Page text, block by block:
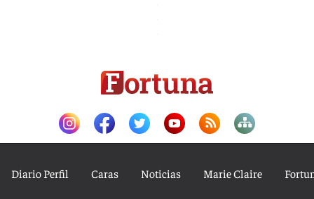
Diario Perfil Caras Noticias Marie Claire